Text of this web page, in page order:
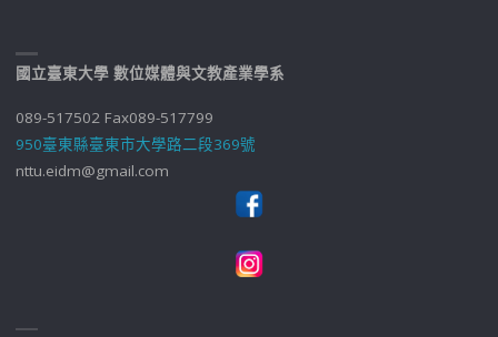
國立臺東大學 數位媒體與文教產業學系
089-517502 Fax089-517799
950臺東縣臺東市大學路二段369號
nttu.eidm@gmail.com